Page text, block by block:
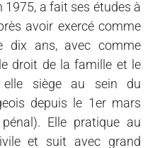
1975, a fait ses études à
avoir exercé comme
dix ans, avec comme
droit de la famille et le
elle siège au sein du
depuis le 1er mars
Elle pratique au
et suit avec grand